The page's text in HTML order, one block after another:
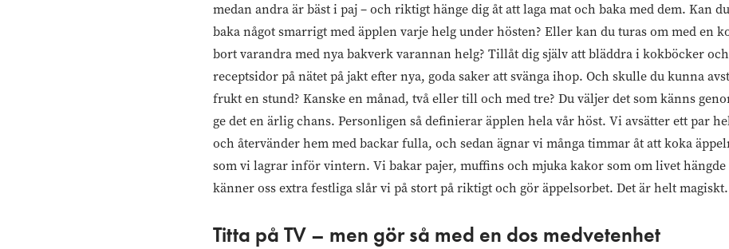
medan andra är bäst i paj – och riktigt hänge dig åt att laga mat och baka med dem. Kan
baka något smarrigt med äpplen varje helg under hösten? Eller kan du turas om med en
bort varandra med nya bakverk varannan helg? Tillåt dig själv att bläddra i kokböcker
receptsidor på nätet på jakt efter nya, goda saker att svänga ihop. Och skulle du kunna
frukt en stund? Kanske en månad, två eller till och med tre? Du väljer det som känns
ge det en ärlig chans. Personligen så definierar äpplen hela vår höst. Vi avsätter ett par
och återvänder hem med backar fulla, och sedan ägnar vi många timmar åt att koka
som vi lagrar inför vintern. Vi bakar pajer, muffins och mjuka kakor som om livet hängde
känner oss extra festliga slår vi på stort på riktigt och gör äppelsorbet. Det är helt magiskt.
Titta på TV – men gör så med en dos medvetenhet